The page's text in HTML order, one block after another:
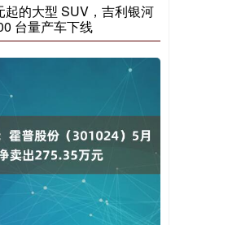
起的大型 SUV，吉利银河
台量产车下线